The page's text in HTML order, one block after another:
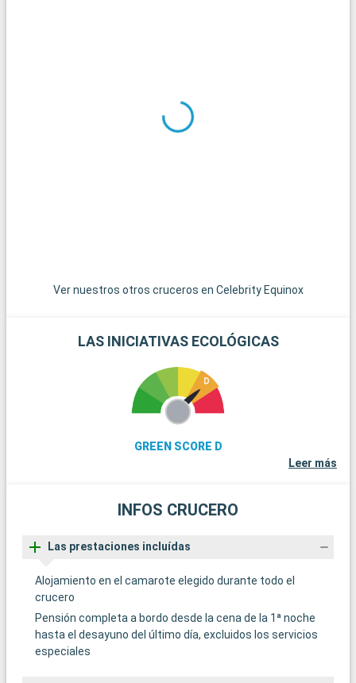
Ver nuestros otros cruceros en Celebrity Equinox
LAS INICIATIVAS ECOLÓGICAS
GREEN SCORE D
Leer más
INFOS CRUCERO
Las prestaciones incluídas
Alojamiento en el camarote elegido durante todo el
crucero
Pensión completa a bordo desde la cena de la 1ª noche
hasta el desayuno del último día, excluidos los servicios
especiales